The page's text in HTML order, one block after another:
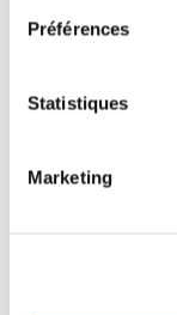
Préférences
Statistiques
Marketing
Mon frère
Vous
Elle